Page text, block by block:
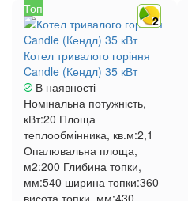
2
Топ
Котел тривалого горіння
Candle (Кендл) 35 кВт
В наявності
Номінальна потужність,
кВт:20 Площа
теплообмінника, кв.м:2,1
Опалювальна площа,
м2:200 Глибина топки,
мм:540 ширина топки:360
висота топки, мм:430